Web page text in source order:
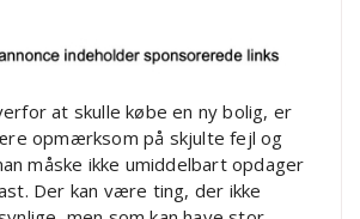
at skulle købe en ny bolig, er
opmærksom på skjulte fejl og
måske ikke umiddelbart opdager
Der kan være ting, der ikke